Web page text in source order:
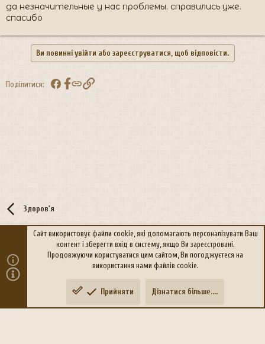
да незначительные у нас проблемы. справились уже.
спасибо
Ви повинні увійти або зареєструватися, щоб відповісти.
Поділитися: FacebookПосилання
Здоров'я
Політика конфіденційності Дoпoмoга
Community platform by XenForo
xen-foro.com.ua Зверху
Сайт використовує файли cookie, які допомагають персоналізувати Ваш
контент і зберегти вхід в систему, якщо Ви зареєстровані.
Продовжуючи користуватися цим сайтом, Ви погоджуєтеся на
використання нами файлів cookie.
Прийняти Дізнатися більше....